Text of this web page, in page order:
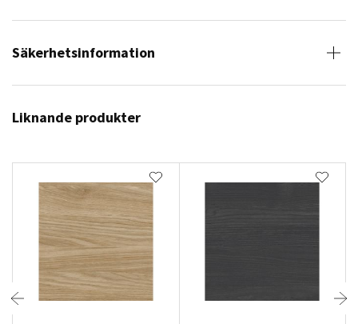
Säkerhetsinformation
Liknande produkter